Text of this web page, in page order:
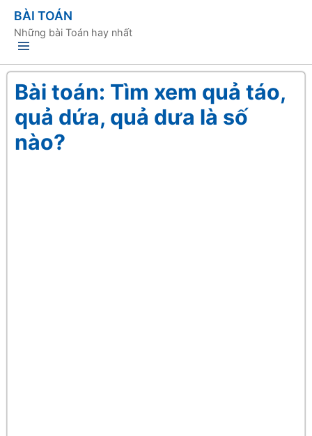
BÀI TOÁN
Những bài Toán hay nhất
Bài toán: Tìm xem quả táo,
quả dứa, quả dưa là số
nào?